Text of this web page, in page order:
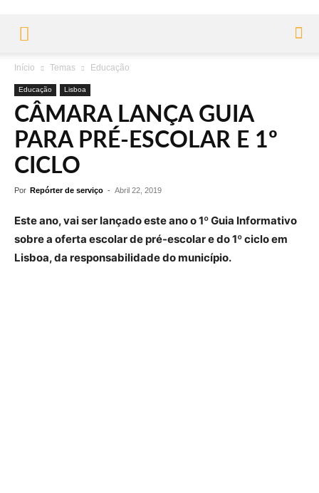
Início Temas Educação
Educação Lisboa
CÂMARA LANÇA GUIA
PARA PRÉ-ESCOLAR E 1º
CICLO
Por Repórter de serviço - Abril 22, 2019
Este ano, vai ser lançado este ano o 1º Guia Informativo
sobre a oferta escolar de pré-escolar e do 1º ciclo em
Lisboa, da responsabilidade do município.